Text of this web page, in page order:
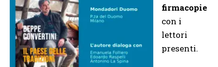
firmacopie
con i
lettori
presenti.